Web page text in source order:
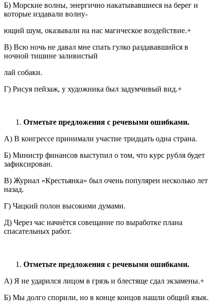
Б) Морские волны, энергично накатывавшиеся на берег и
которые издавали волну-
ющий шум, оказывали на нас магическое воздействие.+
В) Всю ночь не давал мне спать гулко раздававшийся в
ночной тишине заливистый
лай собаки.
Г) Рисуя пейзаж, у художника был задумчивый вид.+
Отметьте предложения с речевыми ошибками.
А) В конгрессе принимали участие тридцать одна страна.
Б) Министр финансов выступил о том, что курс рубля будет
зафиксирован.
В) Журнал «Крестьянка» был очень популярен несколько лет
назад.
Г) Чацкий полон высокими думами.
Д) Через час начнётся совещание по выработке плана
спасательных работ.
Отметьте предложения с речевыми ошибками.
А) Я не ударился лицом в грязь и блестяще сдал экзамены.+
Б) Мы долго спорили, но в конце концов нашли общий язык.